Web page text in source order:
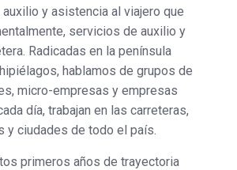
auxilio y asistencia al viajero que
servicios de auxilio y
Radicadas en la península
hablamos de grupos de
micro-empresas y empresas
día, trabajan en las carreteras,
y ciudades de todo el país.
primeros años de trayectoria